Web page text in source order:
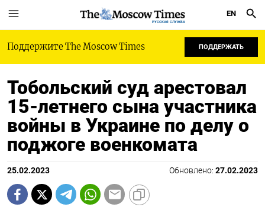
РУССКАЯ СЛУЖБА
EN
Поддержите The Moscow Times ПОДДЕРЖАТЬ
Тобольский суд арестовал
15-летнего сына участника
войны в Украине по делу о
поджоге военкомата
25.02.2023 Обновлено: 27.02.2023